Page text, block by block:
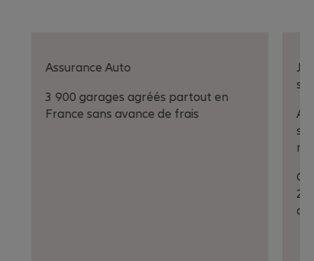
Assurance Auto
3 900 garages agréés partout en
France sans avance de frais
A